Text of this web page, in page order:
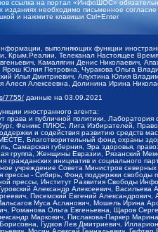
ссылка на портал «ИнфоШОС»
изданиях необходимо письменное
и нажмите клавиши Ctrl+Enter
выполняющих функции
Крым.Реалии, Телеканал Настоящее
Камалягин Денис Николаевич,
Юлия Петровна, Чуракова Ольга
Илья Дмитриевич, Апухтина Юлия
Алеся Алексеевна, Долинина Ирина
7755/ данные на 03.09.2021
иностранного агента:
права и публичной политики,
Феникс ПЛЮС, Лига Избирателей,
и содействия развитию средств
Благотворительный фонд охраны
Самарская губерния, Эра здоровья,
группа, Женщины Евразии, Рязанский
гражданских инициатив и социального
Совета Министров северных
- Сибирь, Фонд поддержки
прессы, Институт Развития Свободы
Александр Алексеевич,
Писемский Евгений
Муса Асланович, Мошель Ирина
Романова Ольга Евгеньевна, Щаров
Маркович, Пислакова-Паркер
Гудков Лев Дмитриевич,